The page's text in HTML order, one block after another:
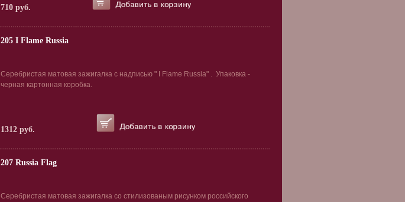
710 руб.
205 I Flame Russia
Серебристая матовая зажигалка с надписью " I Flame Russia" . Упаковка -
черная картонная коробка.
1312 руб.
207 Russia Flag
Серебристая матовая зажигалка со стилизованым рисунком российского